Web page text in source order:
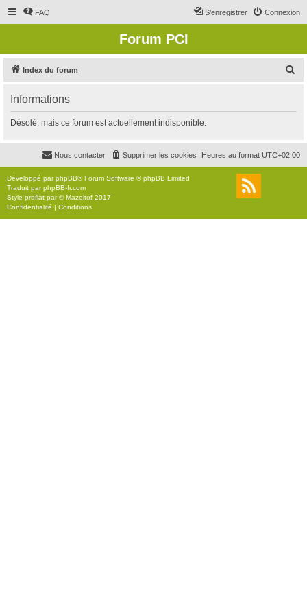
FAQ Connexion
S’enregistrer
Forum PCI
Index du forum
r
c
r
Informations
Désolé, mais ce forum est actuellement indisponible.
Heures au format UTC+02:00
Supprimer les cookies
Nous contacter
Développé parphpBB® Forum Software © phpBB Limited
Traduit parphpBB-fr.com
Style proflat par ©Mazeltof 2017
Confidentialité | Conditions